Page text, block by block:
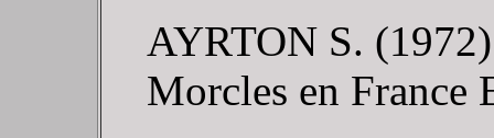
AYRTON S.
Morcles en France